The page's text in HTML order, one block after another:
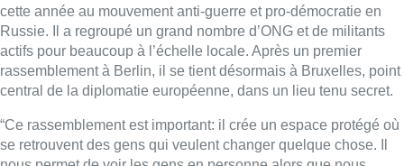
cette année au mouvement anti-guerre et pro-démocratie en
Russie. Il a regroupé un grand nombre d’ONG et de militants
actifs pour beaucoup à l’échelle locale. Après un premier
rassemblement à Berlin, il se tient désormais à Bruxelles, point
central de la diplomatie européenne, dans un lieu tenu secret.
“Ce rassemblement est important: il crée un espace protégé où
se retrouvent des gens qui veulent changer quelque chose. Il